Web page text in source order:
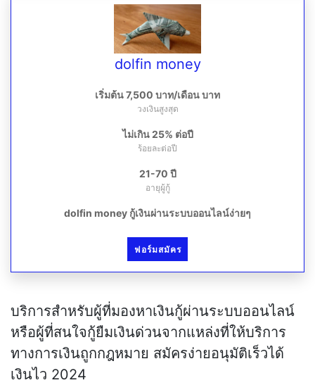
dolfin money
เริ่มต้น 7,500 บาท/เดือน บาท
วงเงินสูงสุด
ไม่เกิน 25% ต่อปี
ร้อยละต่อปี
21-70 ปี
อายุผู้กู้
dolfin money กู้เงินผ่านระบบออนไลน์ง่ายๆ
ฟอร์มสมัคร
บริการสำหรับผู้ที่มองหาเงินกู้ผ่านระบบออนไลน์
หรือผู้ที่สนใจกู้ยืมเงินด่วนจากแหล่งที่ให้บริการ
ทางการเงินถูกกฎหมาย สมัครง่ายอนุมัติเร็วได้
เงินไว 2024